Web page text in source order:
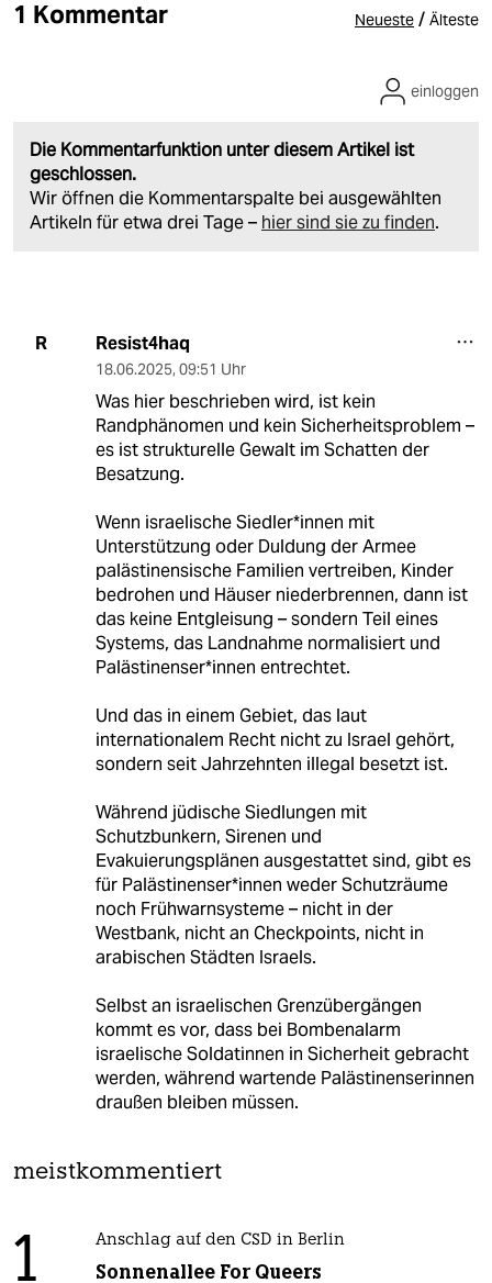
1 Kommentar Neueste / Älteste
Die Kommentarfunktion unter diesem Artikel ist
geschlossen.
Wir öffnen die Kommentarspalte bei ausgewählten
Artikeln für etwa drei Tage – hier sind sie zu finden.
einloggen
R Resist4haq
18.06.2025, 09:51 Uhr
Was hier beschrieben wird, ist kein
Randphänomen und kein Sicherheitsproblem –
es ist strukturelle Gewalt im Schatten der
Besatzung.
Wenn israelische Siedler*innen mit
Unterstützung oder Duldung der Armee
palästinensische Familien vertreiben, Kinder
bedrohen und Häuser niederbrennen, dann ist
das keine Entgleisung – sondern Teil eines
Systems, das Landnahme normalisiert und
Palästinenser*innen entrechtet.
Und das in einem Gebiet, das laut
internationalem Recht nicht zu Israel gehört,
sondern seit Jahrzehnten illegal besetzt ist.
Während jüdische Siedlungen mit
Schutzbunkern, Sirenen und
Evakuierungsplänen ausgestattet sind, gibt es
für Palästinenser*innen weder Schutzräume
noch Frühwarnsysteme – nicht in der
Westbank, nicht an Checkpoints, nicht in
arabischen Städten Israels.
Selbst an israelischen Grenzübergängen
kommt es vor, dass bei Bombenalarm
israelische Soldatinnen in Sicherheit gebracht
werden, während wartende Palästinenserinnen
draußen bleiben müssen.
meistkommentiert
1 Anschlag auf den CSD in Berlin
Sonnenallee For Queers